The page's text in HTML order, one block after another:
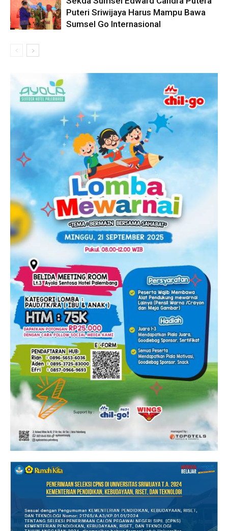
Puteri Sriwijaya Harus Mampu Bawa
Sumsel Go Internasional